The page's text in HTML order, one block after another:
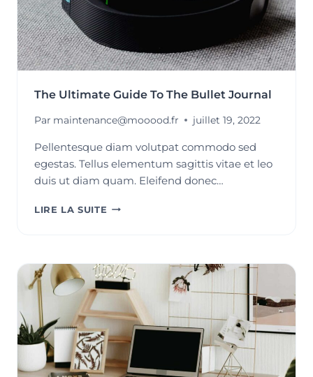
!
The Ultimate Guide To The Bullet Journal
Par maintenance@mooood.fr juillet 19, 2022
Pellentesque diam volutpat commodo sed
egestas. Tellus elementum sagittis vitae et leo
duis ut diam quam. Eleifend donec…
LIRE LA SUITE THE
THE
BULLET
JOURNAL